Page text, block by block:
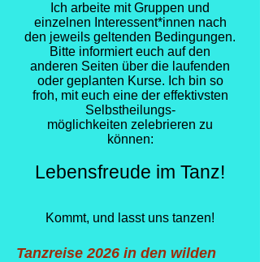
Ich arbeite mit Gruppen und
einzelnen Interessent*innen nach
den jeweils geltenden Bedingungen.
Bitte informiert euch auf den
anderen Seiten über die laufenden
oder geplanten Kurse. Ich bin so
froh, mit euch eine der effektivsten
Selbstheilungs-
möglichkeiten zelebrieren zu
können:
Lebensfreude im Tanz!
Kommt, und lasst uns tanzen!
Tanzreise 2026 in den wilden